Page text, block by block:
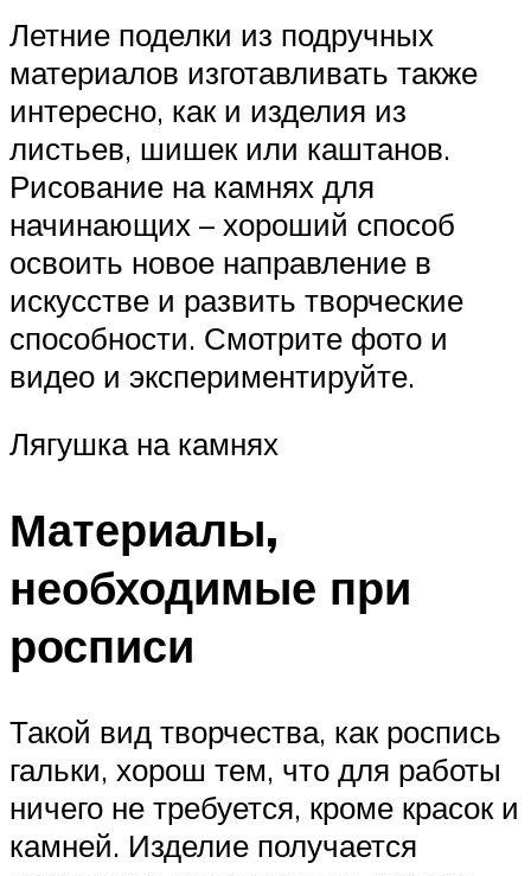
Летние поделки из подручных
материалов изготавливать также
интересно, как и изделия из
листьев, шишек или каштанов.
Рисование на камнях для
начинающих – хороший способ
освоить новое направление в
искусстве и развить творческие
способности. Смотрите фото и
видео и экспериментируйте.
Лягушка на камнях
Материалы,
необходимые при
росписи
Такой вид творчества, как роспись
гальки, хорош тем, что для работы
ничего не требуется, кроме красок и
камней. Изделие получается